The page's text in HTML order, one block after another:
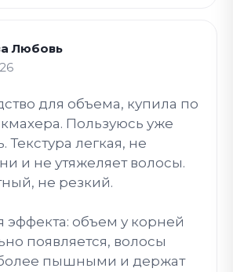
Любовь
для объема, купила по
Пользуюсь уже
Текстура легкая, не
и не утяжеляет волосы.
не резкий.
эффекта: объем у корней
появляется, волосы
более пышными и держат